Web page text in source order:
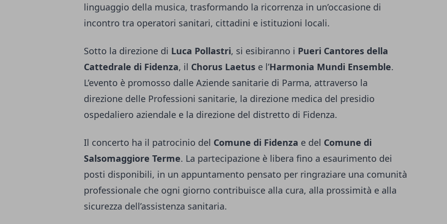
linguaggio della musica, trasformando la ricorrenza in un’occasione di
incontro tra operatori sanitari, cittadini e istituzioni locali.
Sotto la direzione di Luca Pollastri, si esibiranno i Pueri Cantores della
Cattedrale di Fidenza, il Chorus Laetus e l’Harmonia Mundi Ensemble.
L’evento è promosso dalle Aziende sanitarie di Parma, attraverso la
direzione delle Professioni sanitarie, la direzione medica del presidio
ospedaliero aziendale e la direzione del distretto di Fidenza.
Il concerto ha il patrocinio del Comune di Fidenza e del Comune di
Salsomaggiore Terme. La partecipazione è libera fino a esaurimento dei
posti disponibili, in un appuntamento pensato per ringraziare una comunità
professionale che ogni giorno contribuisce alla cura, alla prossimità e alla
sicurezza dell’assistenza sanitaria.